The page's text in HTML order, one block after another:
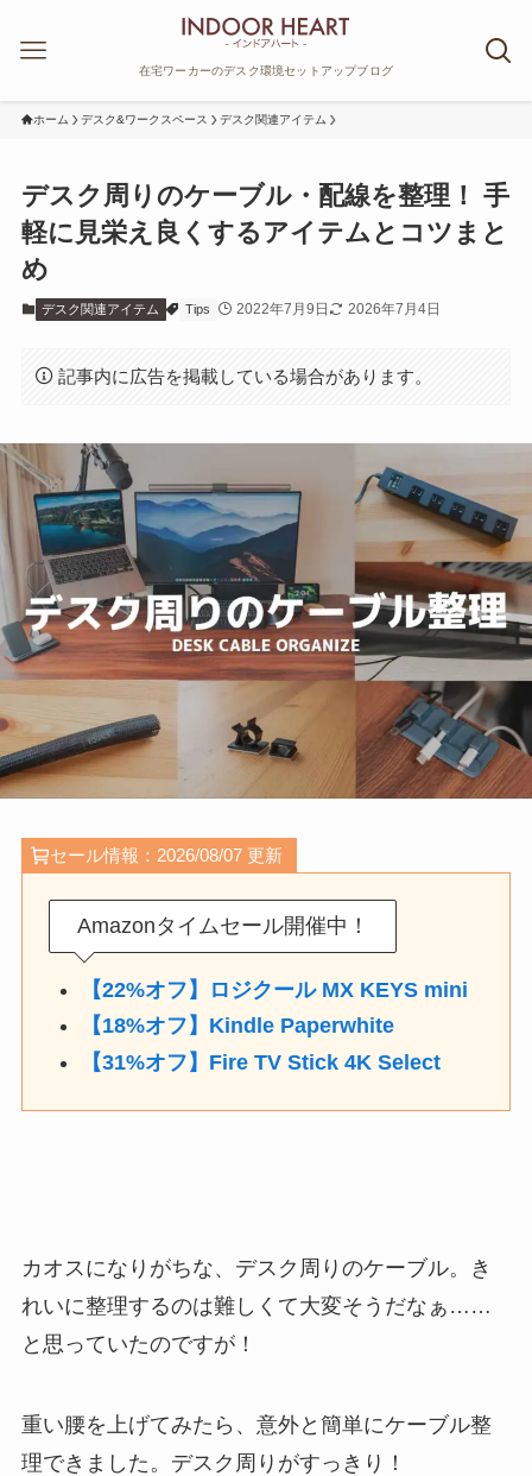
在宅ワーカーのデスク環境セットアップブログ
ホーム デスク&ワークスペース デスク関連アイテム
デスク周りのケーブル・配線を整理！ 手
軽に見栄え良くするアイテムとコツまと
め
デスク関連アイテム Tips 2022年7月9日 2026年7月4日
記事内に広告を掲載している場合があります。
セール情報：2026/08/07 更新
Amazonタイムセール開催中！
【22%オフ】ロジクール MX KEYS mini
【18%オフ】Kindle Paperwhite
【31%オフ】Fire TV Stick 4K Select
カオスになりがちな、デスク周りのケーブル。き
れいに整理するのは難しくて大変そうだなぁ……
と思っていたのですが！
重い腰を上げてみたら、意外と簡単にケーブル整
理できました。デスク周りがすっきり！